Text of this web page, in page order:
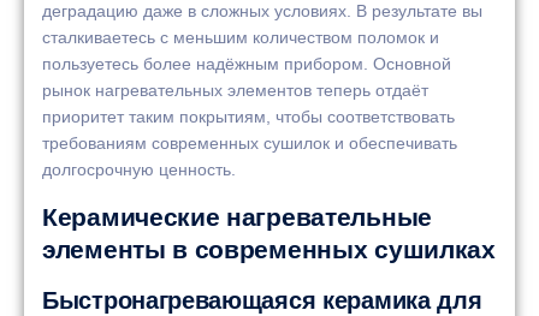
деградацию даже в сложных условиях. В результате вы
сталкиваетесь с меньшим количеством поломок и
пользуетесь более надёжным прибором. Основной
рынок нагревательных элементов теперь отдаёт
приоритет таким покрытиям, чтобы соответствовать
требованиям современных сушилок и обеспечивать
долгосрочную ценность.
Керамические нагревательные
элементы в современных сушилках
Быстронагревающаяся керамика для